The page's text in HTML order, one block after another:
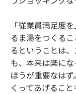
「従業員満足度
るま湯をつくる
るということは
も、本来は楽に
ほうが重要なは
くってあげること